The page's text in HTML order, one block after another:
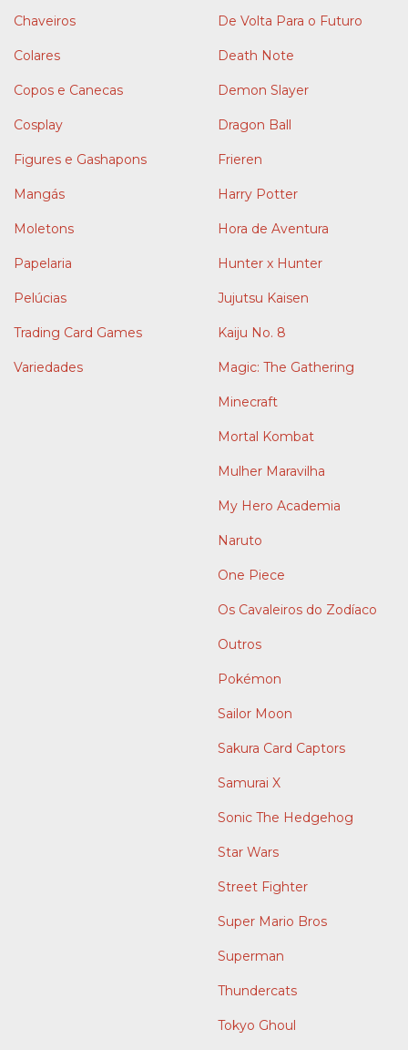
Chaveiros
Colares
Copos e Canecas
Cosplay
Figures e Gashapons
Mangás
Moletons
Papelaria
Pelúcias
Trading Card Games
Variedades
De Volta Para o Futuro
Death Note
Demon Slayer
Dragon Ball
Frieren
Harry Potter
Hora de Aventura
Hunter x Hunter
Jujutsu Kaisen
Kaiju No. 8
Magic: The Gathering
Minecraft
Mortal Kombat
Mulher Maravilha
My Hero Academia
Naruto
One Piece
Os Cavaleiros do Zodíaco
Outros
Pokémon
Sailor Moon
Sakura Card Captors
Samurai X
Sonic The Hedgehog
Star Wars
Street Fighter
Super Mario Bros
Superman
Thundercats
Tokyo Ghoul